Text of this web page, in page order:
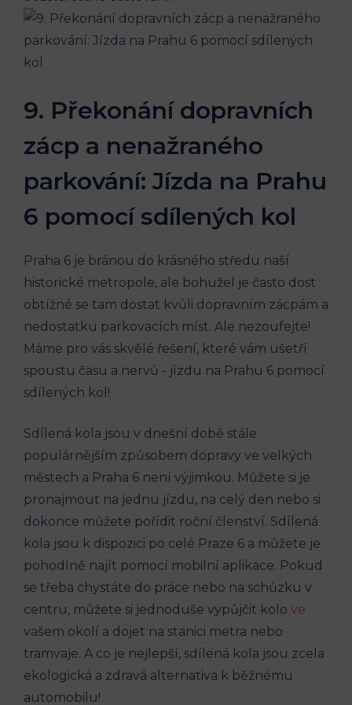
9.‌ Překonání⁢ dopravních
zácp a‍ nenažraného
parkování:⁤ Jízda ​na Prahu
6‌ pomocí sdílených ⁢kol
Praha 6 ​je bránou do krásného ⁢středu​ naší
historické metropole, ale ‌bohužel je často dost
obtížné se tam dostat kvůli dopravním​ zácpám a
nedostatku ‌parkovacích míst. Ale ‍nezoufejte!
Máme pro ​vás skvělé řešení,⁤ které ⁣vám ušetří⁤
spoustu času a ⁤nervů ⁣- jízdu na Prahu 6 pomocí
sdílených kol!
Sdílená kola jsou ‍v dnešní době stále
populárnějším způsobem‍ dopravy⁣ ve velkých
‌městech a Praha 6 není výjimkou. Můžete si‌ je
pronajmout na jednu ​jízdu, na celý den nebo si
‍dokonce můžete pořídit roční členství. Sdílená
⁣kola jsou k⁣ dispozici po celé Praze 6 a můžete​ je⁣
pohodlně najít⁤ pomocí mobilní aplikace. Pokud
se třeba chystáte do⁤ práce nebo​ na schůzku v‍
centru, můžete si jednoduše vypůjčit kolo ve
vašem⁤ okolí‌ a dojet na stanici⁢ metra ​nebo
tramvaje.⁢ A co je nejlepší, sdílená kola jsou zcela​
ekologická a zdravá alternativa k běžnému
automobilu!